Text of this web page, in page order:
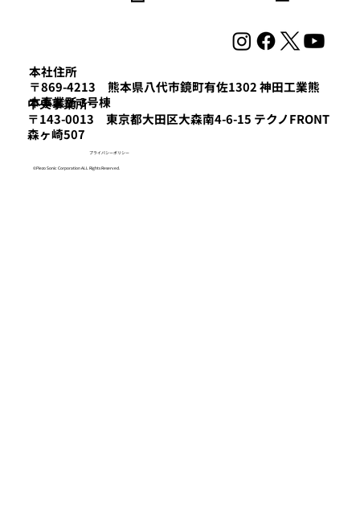
本社住所
〒869-4213 熊本県八代市鏡町有佐1302 神田工業熊
本事業所 3号棟
​中央事業所
〒143-0013 東京都大田区大森南4-6-15 テクノFRONT
森ヶ崎507
プライバシーポリシー
©Piezo Sonic Corporation ALL Rights Reserved.